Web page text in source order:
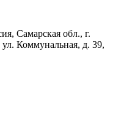
Самарская обл., г.
Коммунальная, д. 39,